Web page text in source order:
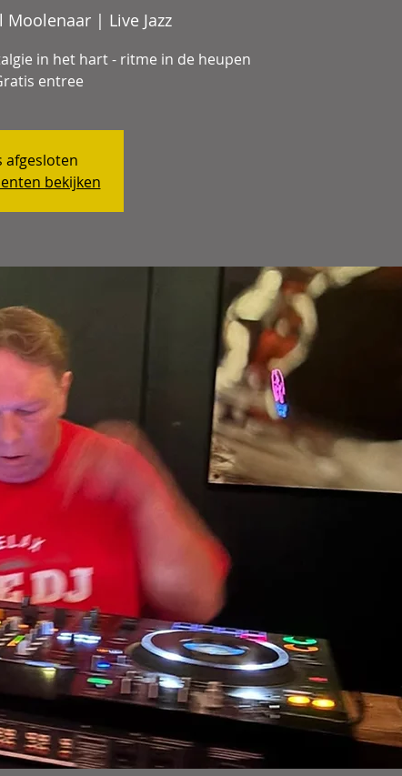
Moolenaar | Live Jazz
in het hart - ritme in de heupen
entree
afgesloten
bekijken